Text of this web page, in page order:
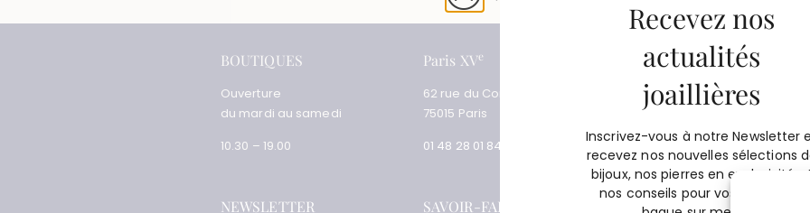
BOUTIQUES
Ouverture
du mardi au samedi
10.30 – 19.00
Paris XVe
62 rue du Commerce
75015 Paris
01 48 28 01 84
Paris XVIIe
3 place des Ternes
75017 Paris
01 53 81 69 08
NEWSLETTER SAVOIR-FAIRE SERVICES
Recevez nos
actualités
joaillières
Inscrivez-vous à notre Newsletter
recevez nos nouvelles sélections
bijoux, nos pierres en exclusivité et
nos conseils pour vos projets de